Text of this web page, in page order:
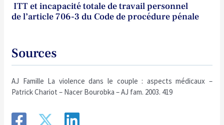
ITT et incapacité totale de travail personnel
de l’article 706-3 du Code de procédure pénale
Sources
AJ Famille La violence dans le couple : aspects médicaux –
Patrick Chariot – Nacer Bourobka – AJ fam. 2003. 419